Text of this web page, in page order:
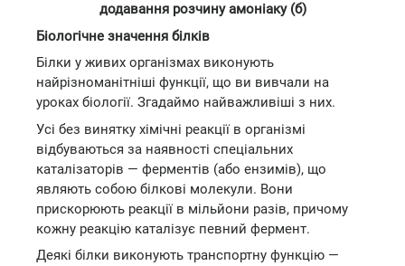
додавання розчину амоніаку (б)
Біологічне значення білків
Білки у живих організмах виконують
найрізноманітніші функції, що ви вивчали на
уроках біології. Згадаймо найважливіші з них.
Усі без винятку хімічні реакції в організмі
відбуваються за наявності спеціальних
каталізаторів — ферментів (або ензимів), що
являють собою білкові молекули. Вони
прискорюють реакції в мільйони разів, причому
кожну реакцію каталізує певний фермент.
Деякі білки виконують транспортну функцію —